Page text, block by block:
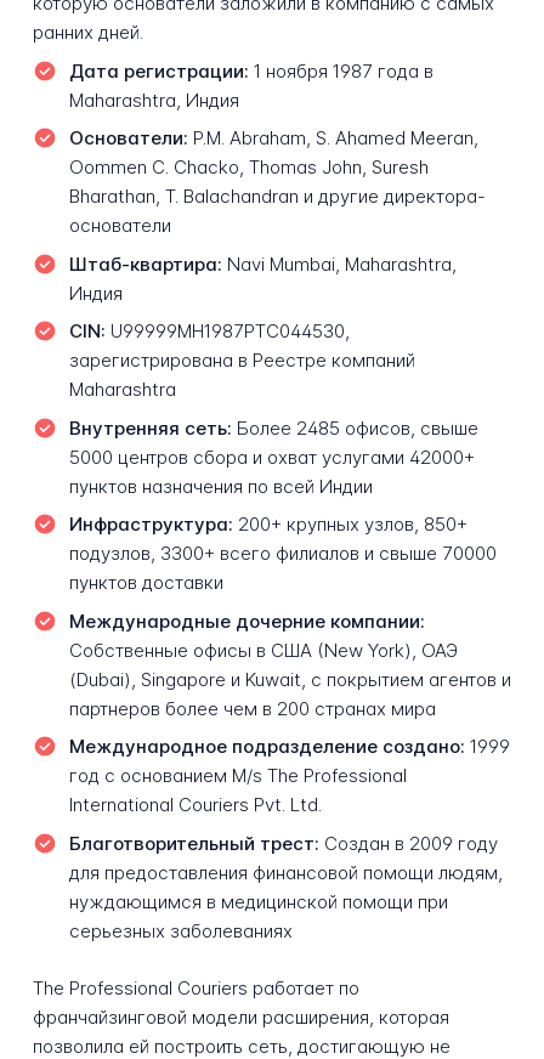
ранних дней.
Дата регистрации: 1 ноября 1987 года в
Maharashtra, Индия
Основатели: P.M. Abraham, S. Ahamed Meeran,
Oommen C. Chacko, Thomas John, Suresh
Bharathan, T. Balachandran и другие директора-
основатели
Штаб-квартира: Navi Mumbai, Maharashtra,
Индия
CIN: U99999MH1987PTC044530,
зарегистрирована в Реестре компаний
Maharashtra
Внутренняя сеть: Более 2485 офисов, свыше
5000 центров сбора и охват услугами 42000+
пунктов назначения по всей Индии
Инфраструктура: 200+ крупных узлов, 850+
подузлов, 3300+ всего филиалов и свыше 70000
пунктов доставки
Международные дочерние компании:
Собственные офисы в США (New York), ОАЭ
(Dubai), Singapore и Kuwait, с покрытием агентов и
партнеров более чем в 200 странах мира
Международное подразделение создано: 1999
год с основанием M/s The Professional
International Couriers Pvt. Ltd.
Благотворительный трест: Создан в 2009 году
для предоставления финансовой помощи людям,
нуждающимся в медицинской помощи при
серьезных заболеваниях
The Professional Couriers работает по
франчайзинговой модели расширения, которая
позволила ей построить сеть, достигающую не